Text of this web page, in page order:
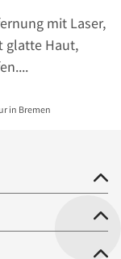
mit Laser,
glatte Haut,
in Bremen